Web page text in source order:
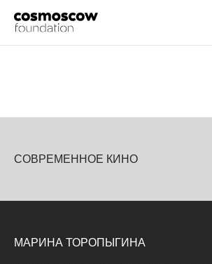
СОВРЕМЕННОЕ КИНО
МАРИНА ТОРОПЫГИНА